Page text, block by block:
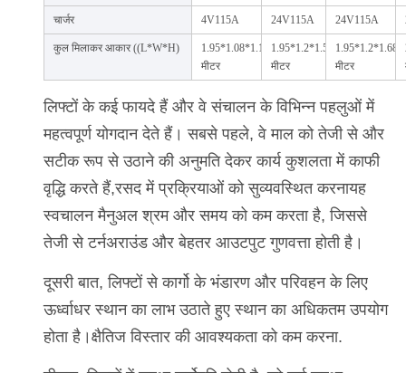
चार्जर 4V115A 24V115A 24V115A
कुल मिलाकर आकार ((L*W*H)
1.95*1.08*1.1
मीटर
1.95*1.2*1.54
मीटर
1.95*1.2*1.68
मीटर
लिफ्टों के कई फायदे हैं और वे संचालन के विभिन्न पहलुओं में
महत्वपूर्ण योगदान देते हैं। सबसे पहले, वे माल को तेजी से और
सटीक रूप से उठाने की अनुमति देकर कार्य कुशलता में काफी
वृद्धि करते हैं,रसद में प्रक्रियाओं को सुव्यवस्थित करनायह
स्वचालन मैनुअल श्रम और समय को कम करता है, जिससे
तेजी से टर्नअराउंड और बेहतर आउटपुट गुणवत्ता होती है।
दूसरी बात, लिफ्टों से कार्गो के भंडारण और परिवहन के लिए
ऊर्ध्वाधर स्थान का लाभ उठाते हुए स्थान का अधिकतम उपयोग
होता है।क्षैतिज विस्तार की आवश्यकता को कम करना.